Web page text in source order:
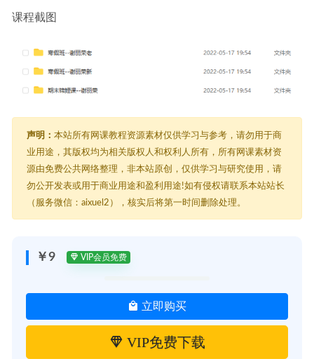
课程截图
声明： 本站所有网课教程资源素材仅供学习与参考，请勿用于商
业用途，其版权均为相关版权人和权利人所有，所有网课素材资
源由免费公共网络整理，非本站原创，仅供学习与研究使用，请
勿公开发表或用于商业用途和盈利用途!如有侵权请联系本站站长
（服务微信：aixuel2），核实后将第一时间删除处理。
￥9 VIP会员免费
立即购买
VIP免费下载